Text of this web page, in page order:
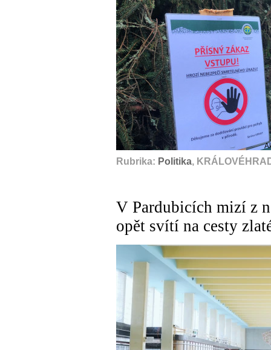
Rubrika: Politika,
V Pardubicích mizí z
opět svítí na cesty